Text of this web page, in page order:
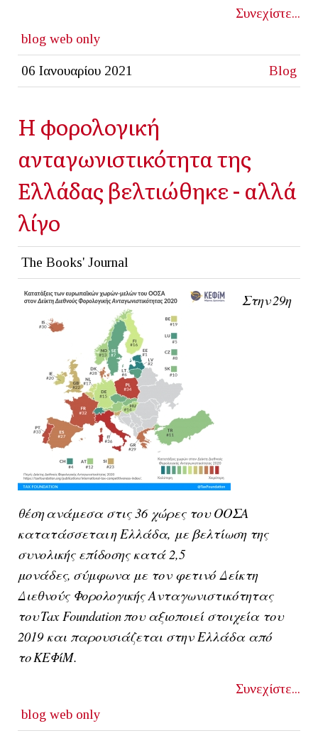
Συνεχίστε...
blog web only
06 Ιανουαρίου 2021 Blog
Η φορολογική
ανταγωνιστικότητα της
Ελλάδας βελτιώθηκε - αλλά
λίγο
The Books' Journal
Στην 29η
θέση ανάμεσα στις 36 χώρες του ΟΟΣΑ
κατατάσσεται η Ελλάδα, με βελτίωση της
συνολικής επίδοσης κατά 2,5
μονάδες, σύμφωνα με τον φετινό Δείκτη
Διεθνούς Φορολογικής Ανταγωνιστικότητας
του Tax Foundation που αξιοποιεί στοιχεία του
2019 και παρουσιάζεται στην Ελλάδα από
το ΚΕΦίΜ.
Συνεχίστε...
blog web only